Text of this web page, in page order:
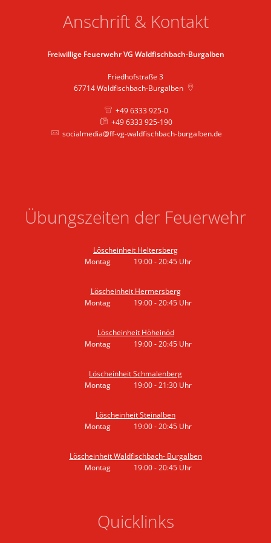
Anschrift & Kontakt
Freiwillige Feuerwehr VG Waldfischbach-Burgalben
Friedhofstraße 3
67714 Waldfischbach-Burgalben
+49 6333 925-0
+49 6333 925-190
socialmedia@ff-vg-waldfischbach-burgalben.de
Übungszeiten der Feuerwehr
Löscheinheit Heltersberg
Montag
19:00-20:45 Uhr
Löscheinheit Hermersberg
Montag
19:00-20:45 Uhr
Löscheinheit Höheinöd
Montag
19:00-20:45 Uhr
Löscheinheit Schmalenberg
Montag
19:00-21:30 Uhr
Löscheinheit Steinalben
Montag
19:00-20:45 Uhr
Löscheinheit Waldfischbach- Burgalben
Montag
19:00-20:45 Uhr
Quicklinks